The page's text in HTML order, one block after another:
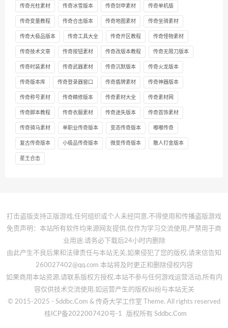
传奇光柱素材 传奇冰雪版本 传奇剑甲素材 传奇单机版
传奇变量教程 传奇合击版本 传奇地图素材 传奇坐骑素材
传奇大极品版本 传奇工具大全 传奇开区教程 传奇怪物素材
传奇技术文章 传奇按钮素材 传奇改版本教程 传奇无限刀版本
传奇时装素材 传奇武器素材 传奇沉默版本 传奇火龙版本
传奇版本库 传奇登录器窗口 传奇盾牌素材 传奇神器版本
传奇称号素材 传奇精修版本 传奇素材大全 传奇素材网
传奇脚本教程 传奇衣服素材 传奇迷失版本 传奇首饰素材
传奇骑马素材 单职业传奇版本 变态传奇版本 嘟嘟传奇
复古传奇版本 小极品传奇版本 微变传奇版本 散人打金版本
星王合击
打击盗版支持正版游戏,任何组织或个人未经同意,不得使用和传播盗版游戏
免责声明：本站所有软件均来源网友提供.仅作为学习交流使用.严禁用于商
业用途.请务必下载后24小时内删除
由此产生不良后果和法律责任与本站无关,如果侵犯了您的版权,请来信告知
260027402@qq.com 本站将及时更正和删除侵权内容
如果商用本站资源,请联系版权方授权,本站不参与任何游戏运营活动,所有内
容仅供技术交流使用.如运营产生的版权纠纷与本站无关
© 2015-2025 - Sddbc.Com & 传奇大学工作室 Theme. All rights reserved
桂ICP备2022007420号-1
版权所有 Sddbc.Com